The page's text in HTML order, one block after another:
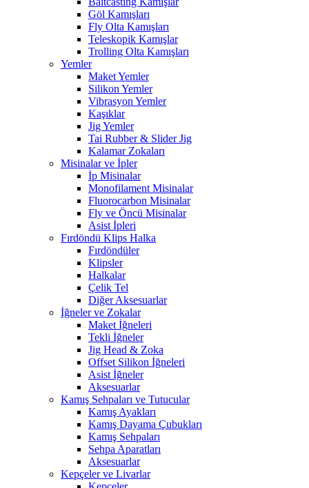
Göl Kamışları
Fly Olta Kamışları
Teleskopik Kamışlar
Trolling Olta Kamışları
Yemler
Maket Yemler
Silikon Yemler
Vibrasyon Yemler
Kaşıklar
Jig Yemler
Tai Rubber & Slider Jig
Kalamar Zokaları
Misinalar ve İpler
İp Misinalar
Monofilament Misinalar
Fluorocarbon Misinalar
Fly ve Öncü Misinalar
Asist İpleri
Fırdöndü Klips Halka
Fırdöndüler
Klipsler
Halkalar
Çelik Tel
Diğer Aksesuarlar
İğneler ve Zokalar
Maket İğneleri
Tekli İğneler
Jig Head & Zoka
Offset Silikon İğneleri
Asist İğneler
Aksesuarlar
Kamış Sehpaları ve Tutucular
Kamış Ayakları
Kamış Dayama Çubukları
Kamış Sehpaları
Sehpa Aparatları
Aksesuarlar
Kepçeler ve Livarlar